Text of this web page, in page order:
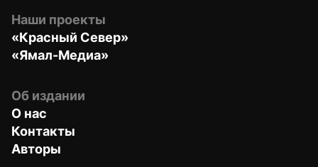
Наши проекты
«Красный Север»
«Ямал-Медиа»
Об издании
О нас
Контакты
Авторы